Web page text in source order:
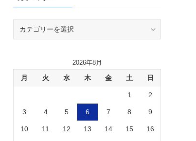
2026年8月
月 火 水 木 金 土 日
1 2
3 4 5 6 7 8 9
10 11 12 13 14 15 16